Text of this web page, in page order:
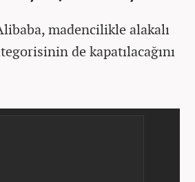
madencilikle alakalı
de kapatılacağını